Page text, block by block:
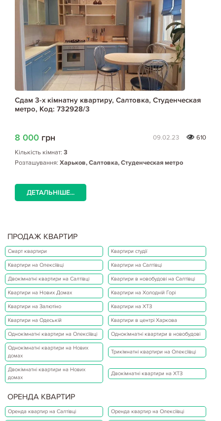
Сдам 3-х кімнатну квартиру, Салтовка, Студенческая
метро, Код: 732928/3
8 000 грн 09.02.23
610
Кількість кімнат: 3
Розташування: Харьков, Салтовка, Студенческая метро
ДЕТАЛЬНІШЕ...
ПРОДАЖ КВАРТИР
Смарт квартири Квартири студії
Квартири на Олексіївці Квартири на Салтівці
Двокімнатні квартири на Салтівці Квартири в новобудові на Салтівці
Квартири на Нових Домах Квартири на Холодній Горі
Квартири на Залютіно Квартири на ХТЗ
Квартири на Одеській Квартири в центрі Харкова
Однокімнатні квартири на Олексіївці Однокімнатні квартири в новобудові
Однокімнатні квартири на Нових
домах
Трикімнатні квартири на Олексіївці
Двокімнатні квартири на Нових
домах
Двокімнатні квартири на ХТЗ
ОРЕНДА КВАРТИР
Оренда квартир на Салтівці Оренда квартир на Олексіївці